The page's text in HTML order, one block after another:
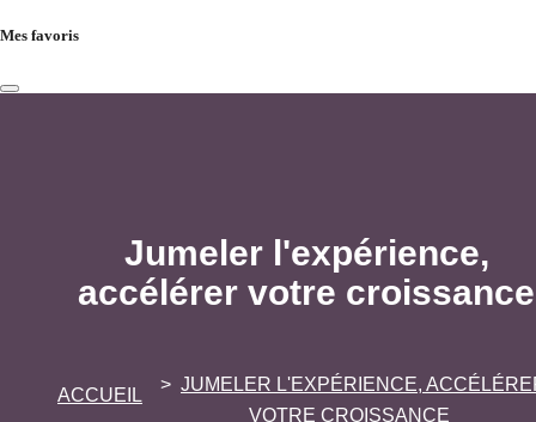
Mes favoris
Jumeler l'expérience,
accélérer votre croissance
ACCUEIL
JUMELER L'EXPÉRIENCE,
VOTRE CROISSANCE